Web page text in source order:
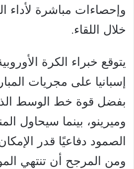
وإحصاءات مباشرة لأداء
خلال اللقاء.
يتوقع خبراء الكرة
إسبانيا على مجريات
بفضل قوة خط الوسط
وميرينو، بينما سيحاول
الصمود دفاعيًا قدر
ومن المرجح أن تنتهي